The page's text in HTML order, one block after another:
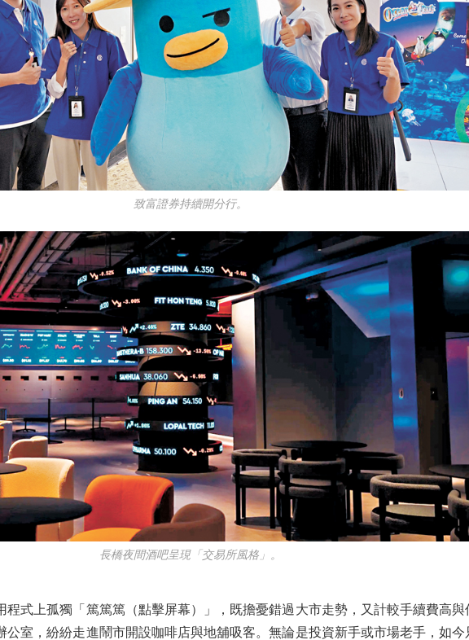
致富證券持續開分行。
長橋夜間酒吧呈現「交易所風格」。
上孤獨「篤篤篤（點擊屏幕）」，既擔憂錯過大市走勢，又計較手續費高與
室，紛紛走進鬧市開設咖啡店與地舖吸客。無論是投資新手或市場老手，如今